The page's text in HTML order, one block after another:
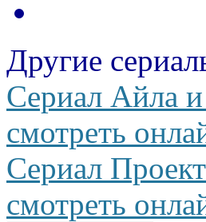
Другие
Сериал Айла
смотреть
Сериал
смотреть